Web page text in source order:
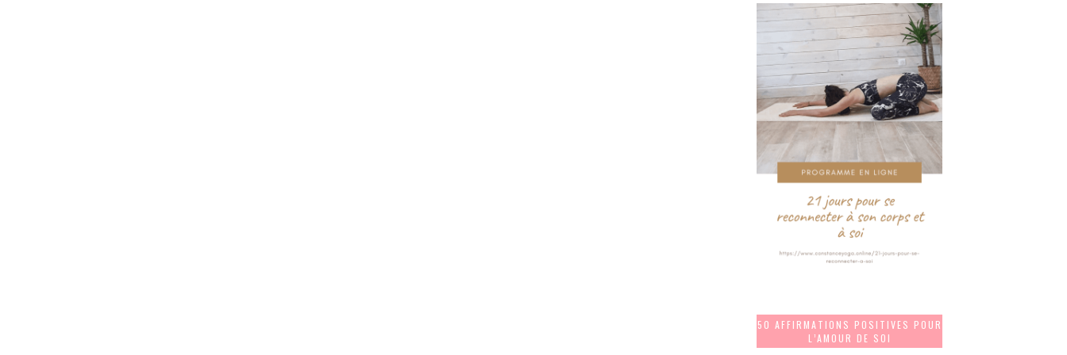
50 AFFIRMATIONS POSITIVES POUR
L’AMOUR DE SOI